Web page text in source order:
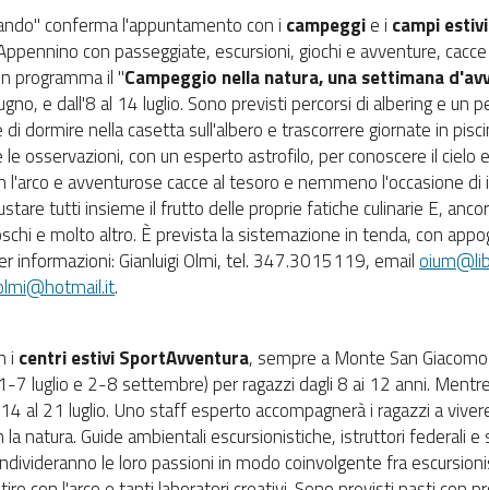
conferma l'appuntamento con i campeggie i campi estivi
con passeggiate, escursioni, giochi e avventure,
programma il "Campeggio nella natura, una settimana
e dall'8 al 14 luglio. Sono previsti percorsi di albering e un
dormire nella casetta sull'albero e trascorrere giornate in
osservazioni, con un esperto astrofilo, per conoscere il cielo
e avventurose cacce al tesoro e nemmeno l'occasione di
tutti insieme il frutto delle proprie fatiche culinarie E,
e molto altro. È prevista la sistemazione in tenda, con
informazioni: Gianluigi Olmi, tel. 347.3015119, email
.
i centri estivi SportAvventura, sempre a Monte San
luglio e 2-8 settembre) per ragazzi dagli 8 ai 12 anni.
al 21 luglio. Uno staff esperto accompagnerà i ragazzi a
natura. Guide ambientali escursionistiche, istruttori federali
le loro passioni in modo coinvolgente fra